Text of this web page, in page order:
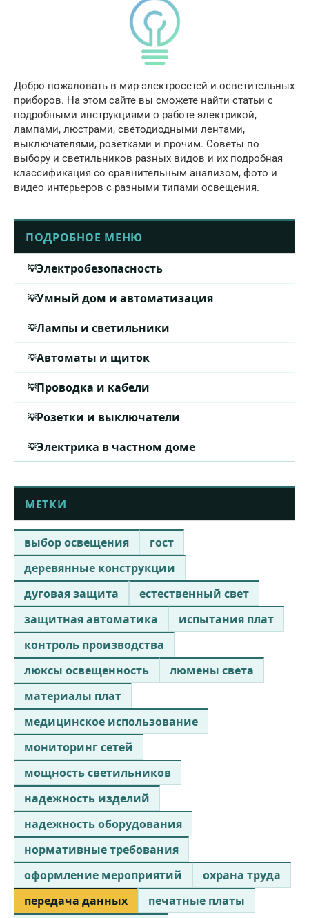
Добро пожаловать в мир электросетей и осветительных
приборов. На этом сайте вы сможете найти статьи с
подробными инструкциями о работе электрикой,
лампами, люстрами, светодиодными лентами,
выключателями, розетками и прочим. Советы по
выбору и светильников разных видов и их подробная
классификация со сравнительным анализом, фото и
видео интерьеров с разными типами освещения.
ПОДРОБНОЕ МЕНЮ
Электробезопасность
Умный дом и автоматизация
Лампы и светильники
Автоматы и щиток
Проводка и кабели
Розетки и выключатели
Электрика в частном доме
МЕТКИ
выбор освещения
гост
деревянные конструкции
дуговая защита
естественный свет
защитная автоматика
испытания плат
контроль производства
люксы освещенность
люмены света
материалы плат
медицинское использование
мониторинг сетей
мощность светильников
надежность изделий
надежность оборудования
нормативные требования
оформление мероприятий
охрана труда
передача данных
печатные платы